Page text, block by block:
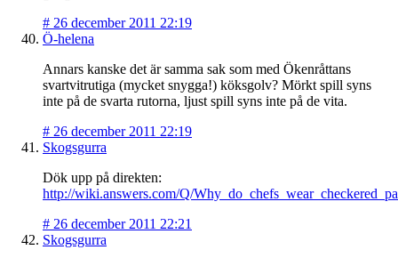
# 26 december 2011 22:19
Ö-helena
Annars kanske det är samma sak som med Ökenråttans
svartvitrutiga (mycket snygga!) köksgolv? Mörkt spill syns
inte på de svarta rutorna, ljust spill syns inte på de vita.
# 26 december 2011 22:19
Skogsgurra
Dök upp på direkten:
http://wiki.answers.com/Q/
# 26 december 2011 22:21
Skogsgurra